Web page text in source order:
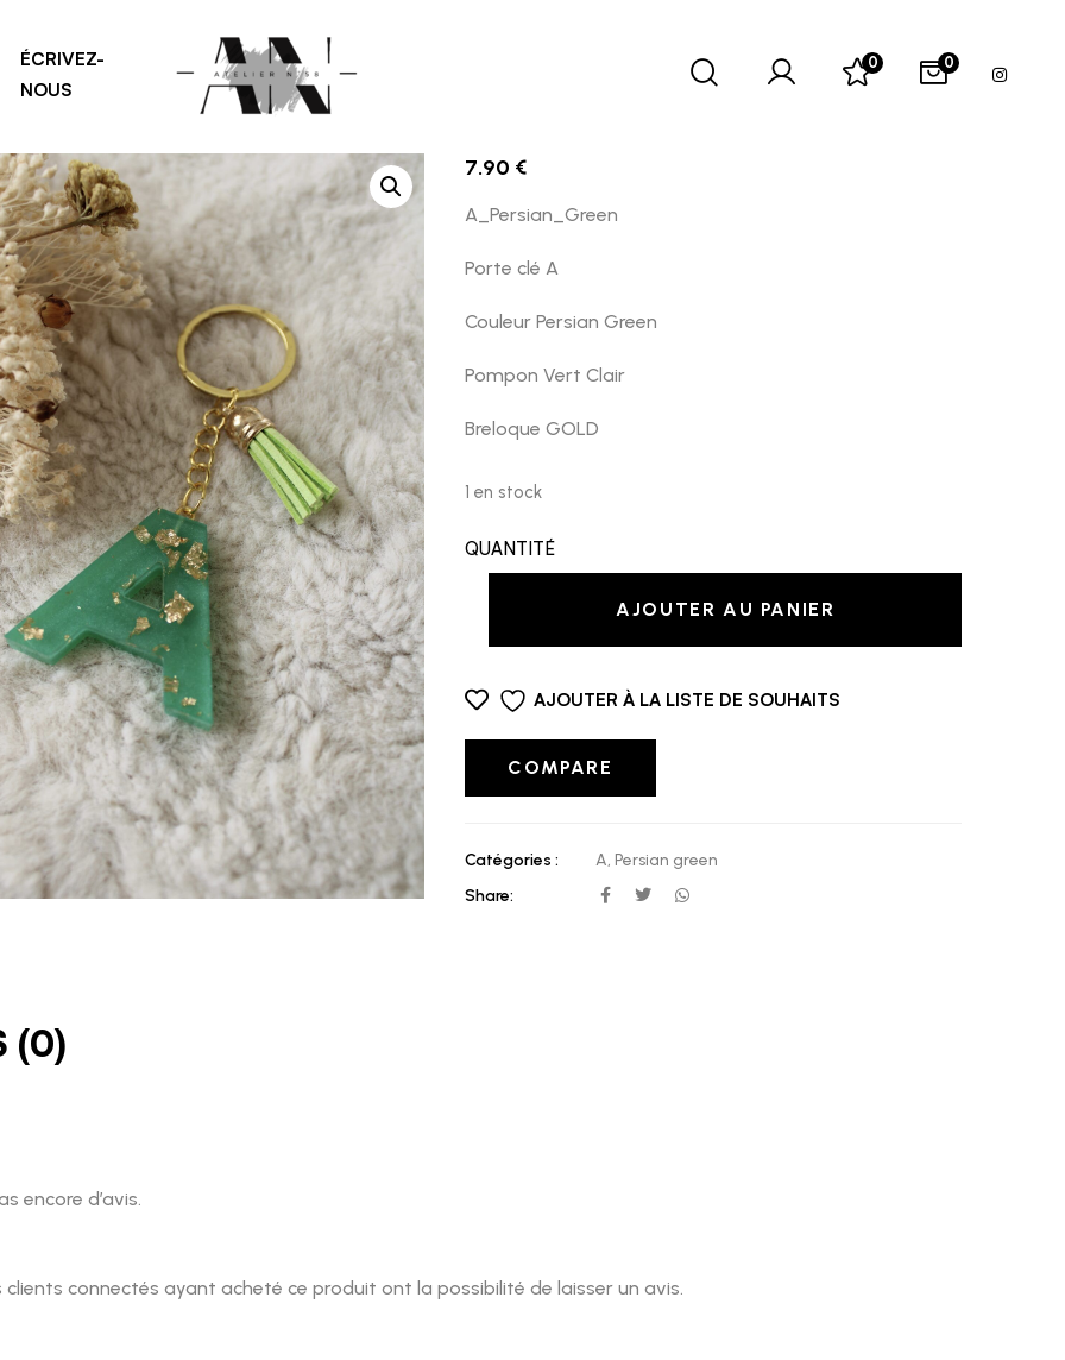
ÉCRIVEZ-
NOUS
0 0
7.90 €
A_Persian_Green
Porte clé A
Couleur Persian Green
Pompon Vert Clair
Breloque GOLD
1 en stock
QUANTITÉ
AJOUTER AU PANIER
AJOUTER À LA LISTE DE SOUHAITS
COMPARE
Catégories : A, Persian green
Share:
(0)
encore d’avis.
clients connectés ayant acheté ce produit ont la possibilité de laisser un avis.